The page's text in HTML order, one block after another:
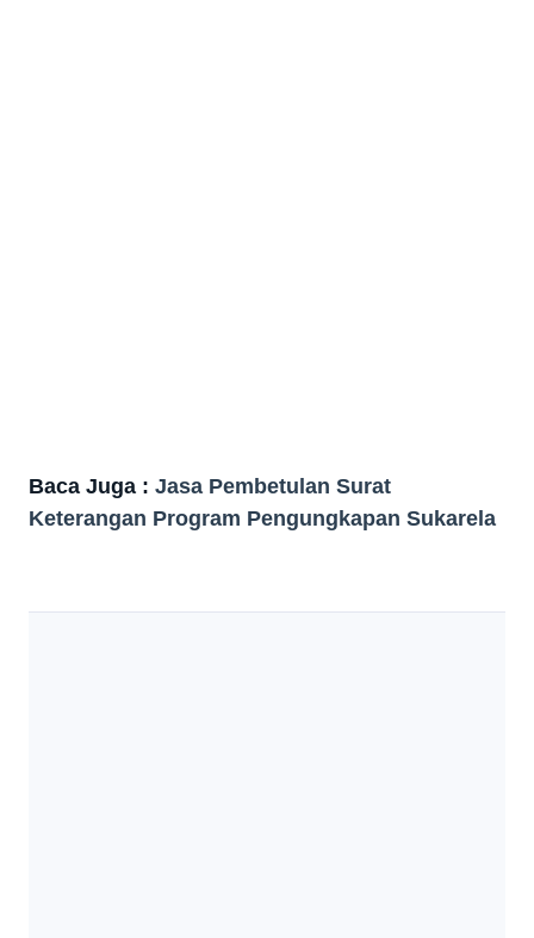
Baca Juga : Jasa Pembetulan Surat
Keterangan Program Pengungkapan Sukarela